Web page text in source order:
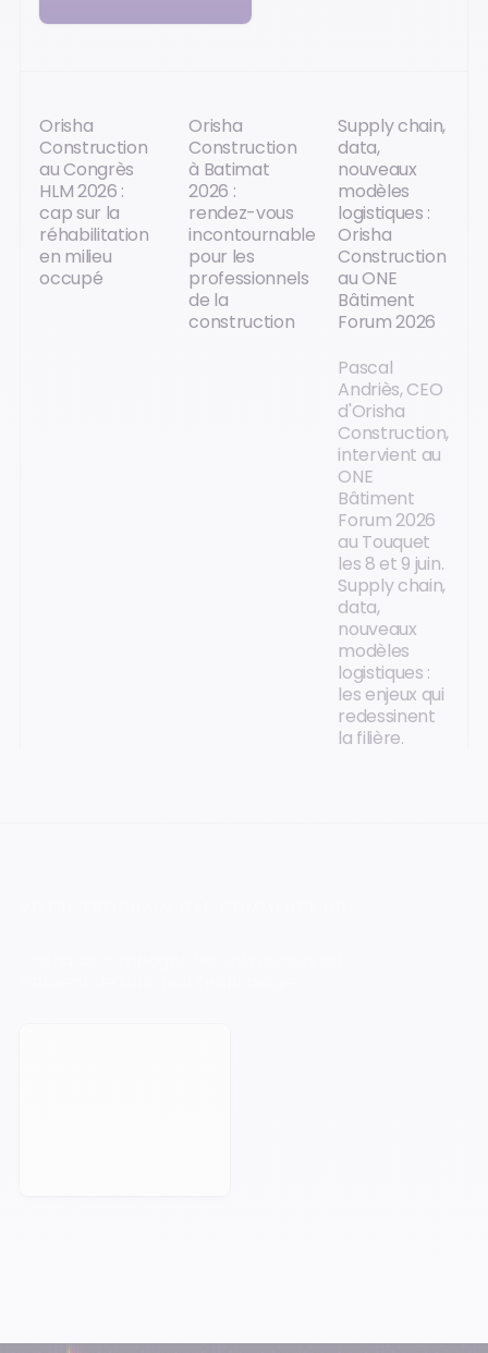
Orisha
Construction
au Congrès
HLM 2026 :
cap sur la
réhabilitation
en milieu
occupé
Orisha
Construction
à Batimat
2026 :
rendez-vous
incontournable
pour les
professionnels
de la
construction
Supply chain,
data,
nouveaux
modèles
logistiques :
Orisha
Construction
au ONE
Bâtiment
Forum 2026
Pascal
Andriès, CEO
d'Orisha
Construction,
intervient au
ONE
Bâtiment
Forum 2026
au Touquet
les 8 et 9 juin.
Supply chain,
data,
nouveaux
modèles
logistiques :
les enjeux qui
redessinent
la filière.